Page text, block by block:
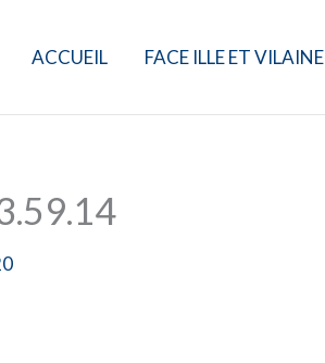
ACCUEIL FACE ILLE ET VILAINE